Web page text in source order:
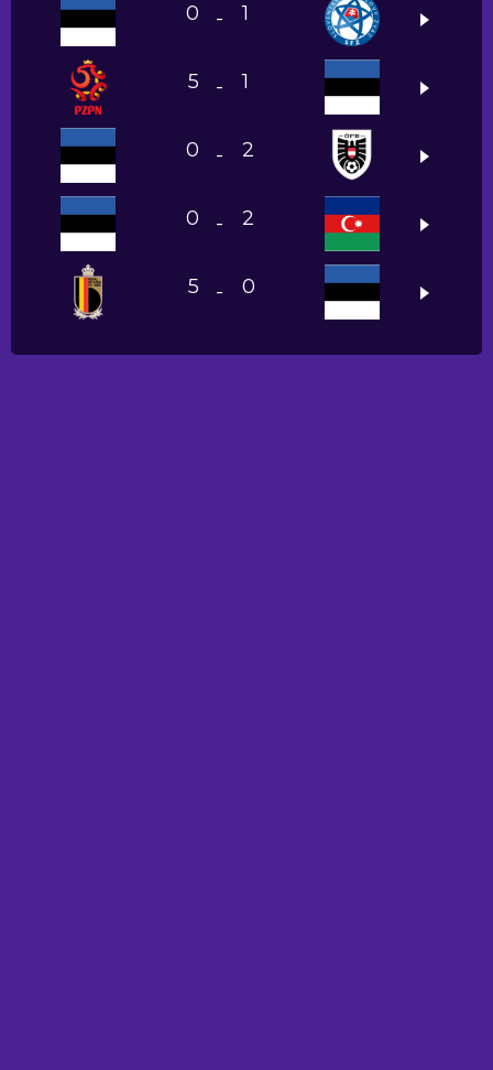
0 - 1
5 - 1
0 - 2
0 - 2
5 - 0